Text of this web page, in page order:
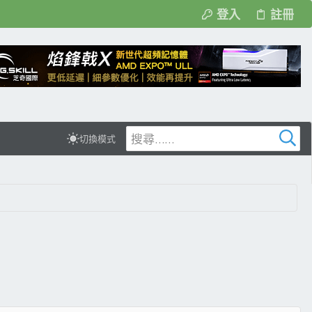
登入 註冊
切換模式